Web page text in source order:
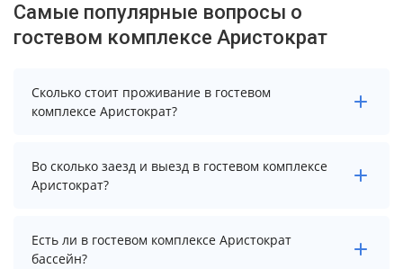
Самые популярные вопросы о
гостевом комплексе Аристократ
Сколько стоит проживание в гостевом
комплексе Аристократ?
Стоимость проживания в гостевом комплексе
Аристократ начинается от 3367 рублей. Чтобы
увидеть актуальные цены на проживание, выберите
Во сколько заезд и выезд в гостевом комплексе
Аристократ?
Заезд возможен после 12:00, а выезд необходимо
осуществить до 14:00.
Есть ли в гостевом комплексе Аристократ
бассейн?